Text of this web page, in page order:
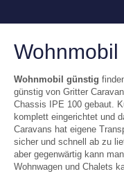
Wohnmobil
Wohnmobil günstig
günstig von Gritter
Chassis IPE 100 gebaut.
komplett eingerichtet und
Caravans hat eigene
sicher und schnell ab zu
aber gegenwärtig kann
Wohnwagen und Chalets